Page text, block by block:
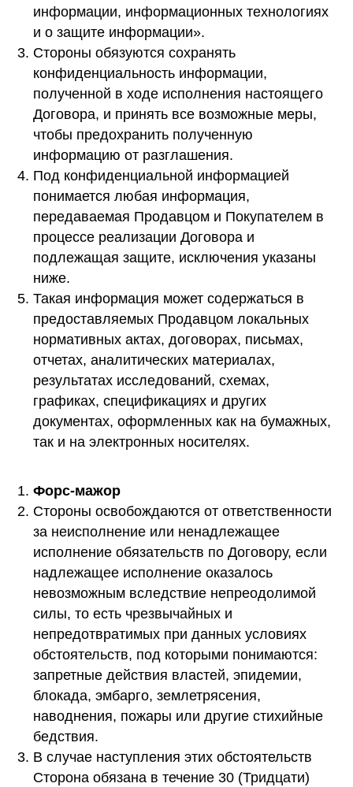
информации, информационных технологиях
и о защите информации».
Стороны обязуются сохранять
конфиденциальность информации,
полученной в ходе исполнения настоящего
Договора, и принять все возможные меры,
чтобы предохранить полученную
информацию от разглашения.
Под конфиденциальной информацией
понимается любая информация,
передаваемая Продавцом и Покупателем в
процессе реализации Договора и
подлежащая защите, исключения указаны
ниже.
Такая информация может содержаться в
предоставляемых Продавцом локальных
нормативных актах, договорах, письмах,
отчетах, аналитических материалах,
результатах исследований, схемах,
графиках, спецификациях и других
документах, оформленных как на бумажных,
так и на электронных носителях.
Форс-мажор
Стороны освобождаются от ответственности
за неисполнение или ненадлежащее
исполнение обязательств по Договору, если
надлежащее исполнение оказалось
невозможным вследствие непреодолимой
силы, то есть чрезвычайных и
непредотвратимых при данных условиях
обстоятельств, под которыми понимаются:
запретные действия властей, эпидемии,
блокада, эмбарго, землетрясения,
наводнения, пожары или другие стихийные
бедствия.
В случае наступления этих обстоятельств
Сторона обязана в течение 30 (Тридцати)